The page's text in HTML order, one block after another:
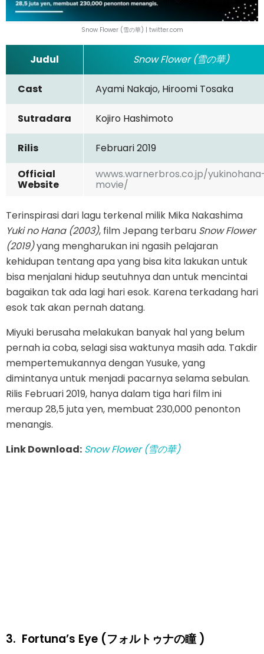
Snow Flower (雪の華) | twitter.com
Judul Snow Flower (雪の華)
Cast Ayami Nakajo, Hiroomi Tosaka
Sutradara Kojiro Hashimoto
Rilis
Februari 2019
Official
Website
wwws.warnerbros.co.jp/
movie/
Terinspirasi dari lagu terkenal milik Mika Nakashima
Yuki no Hana (2003), film Jepang terbaru Snow Flower
(2019)yang mengharukan ini ngasih pelajaran
kehidupan tentang apa yang bisa kita lakukan untuk
bisa menjalani hidup seutuhnya dan untuk mencintai
bagaikan tak ada lagi hari esok. Karena terkadang hari
esok tak akan pernah datang.
Miyuki berusaha melakukan banyak hal yang belum
pernah ia coba, selagi sisa waktunya masih ada. Takdir
mempertemukannya dengan Yusuke, yang
dimintanya untuk menjadi pacarnya selama sebulan.
Rilis Februari 2019, hanya dalam tiga hari film ini
meraup 28,5 juta yen, membuat 230,000 penonton
menangis.
Link Download: Snow Flower (雪の華)
3. Fortuna’s Eye (フォルトゥナの瞳 )